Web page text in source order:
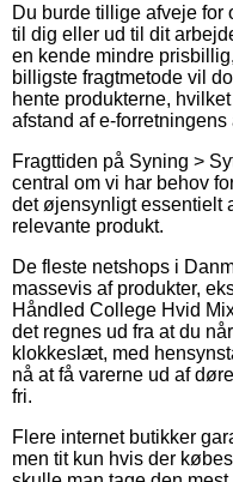
Du burde tillige afveje for
til dig eller ud til dit
en kende mindre
billigste fragtmetode vil
hente produkterne,
afstand af e-forretningens
Fragttiden på Syning >
central om vi har behov
det øjensynligt essentielt
relevante produkt.
De fleste netshops i
massevis af produkter,
Håndled College Hvid
det regnes ud fra at du
klokkeslæt, med
nå at få varerne ud af
fri.
Flere internet butikker
men tit kun hvis der